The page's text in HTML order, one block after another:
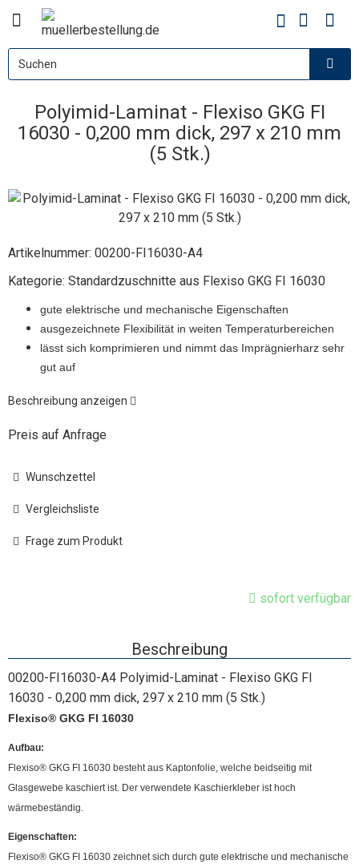
Polyimid-Laminat - Flexiso GKG FI
16030 - 0,200 mm dick, 297 x 210 mm
(5 Stk.)
Artikelnummer: 00200-FI16030-A4
Kategorie: Standardzuschnitte aus Flexiso GKG FI 16030
gute elektrische und mechanische Eigenschaften
ausgezeichnete Flexibilität in weiten Temperaturbereichen
lässt sich komprimieren und nimmt das Imprägnierharz sehr
gut auf
Beschreibung anzeigen
Preis auf Anfrage
Wunschzettel
Vergleichsliste
Frage zum Produkt
sofort verfügbar
Beschreibung
00200-FI16030-A4 Polyimid-Laminat - Flexiso GKG FI
16030 - 0,200 mm dick, 297 x 210 mm (5 Stk.)
Flexiso® GKG FI 16030
Aufbau:
Flexiso® GKG FI 16030 besteht aus Kaptonfolie, welche beidseitig mit
Glasgewebe kaschiert ist. Der verwendete Kaschierkleber ist hoch
wärmebeständig.
Eigenschaften:
Flexiso® GKG FI 16030 zeichnet sich durch gute elektrische und mechanische